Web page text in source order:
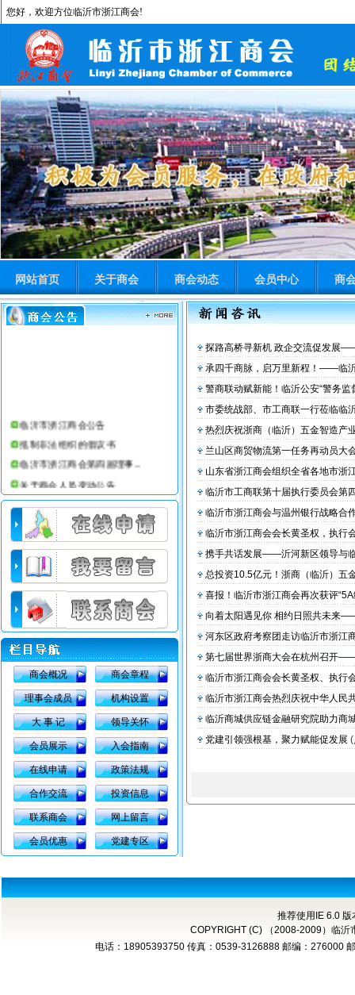
您好，欢迎方位临沂市浙江商会!
网站首页 关于商会 商会动态 会员中心 商
临沂市浙江商会公告
抵制非法组织的倡议书
临沂市浙江商会第四届理事...
关于商会人员变动公告
临沂市浙江商会第三届理事...
临沂市浙江商会简介
临沂仕合汽车租赁公司
临沂市浙江商会办公室搬迁公告
临沂市浙江商会会员部工作条例
临沂市浙江商会08年收费标准
商会概况 商会章程
理事会成员 机构设置
大 事 记 领导关怀
会员展示 入会指南
在线申请 政策法规
合作交流 投资信息
联系商会 网上留言
会员优惠 党建专区
探路高桥寻新机 政企交流促发展
承四千商脉，启万里新程！——临
警商联动赋新能！临沂公安“警务监
市委统战部、市工商联一行莅临临
热烈庆祝浙商（临沂）五金智造产
兰山区商贸物流第一任务再动员
山东省浙江商会组织全省各地市浙
临沂市工商联第十届执行委员会
临沂市浙江商会与温州银行战略
临沂市浙江商会会长黄圣权，执行
携手共话发展——沂河新区领导与
总投资10.5亿元！浙商（临沂）五
喜报！临沂市浙江商会再次获评
向着太阳遇见你 相约日照共未来
河东区政府考察团走访临沂市浙江
第七届世界浙商大会在杭州召开
临沂市浙江商会会长黄圣权、执行
临沂市浙江商会热烈庆祝中华人民
临沂商城供应链金融研究院助力商
党建引领强根基，聚力赋能促发展 (
推荐使用IE 6.0
COPYRIGHT (C) （2008-2009）临
电话：18905393750 传真：0539-3126888 邮编：276000